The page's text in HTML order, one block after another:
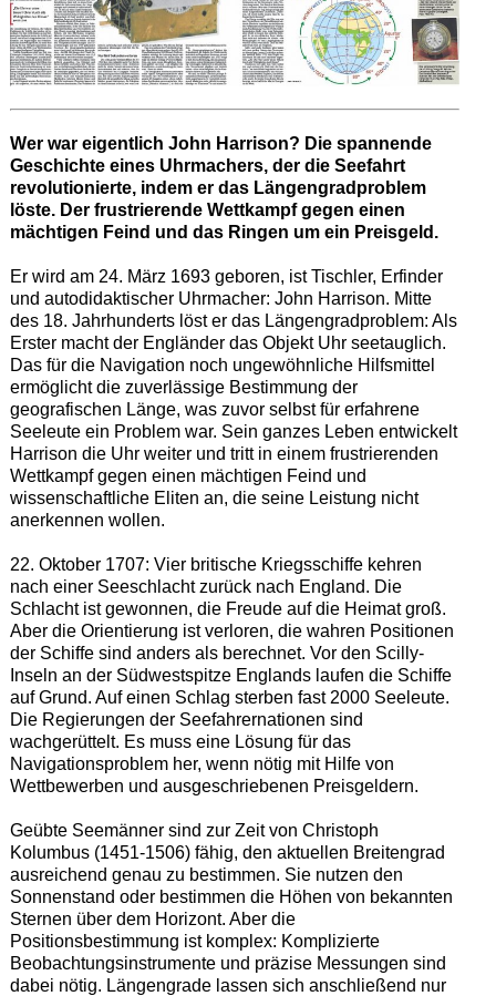
Wer war eigentlich John Harrison? Die spannende
Geschichte eines Uhrmachers, der die Seefahrt
revolutionierte, indem er das Längengradproblem
löste. Der frustrierende Wettkampf gegen einen
mächtigen Feind und das Ringen um ein Preisgeld.
Er wird am 24. März 1693 geboren, ist Tischler, Erfinder
und autodidaktischer Uhrmacher: John Harrison. Mitte
des 18. Jahrhunderts löst er das Längengradproblem: Als
Erster macht der Engländer das Objekt Uhr seetauglich.
Das für die Navigation noch ungewöhnliche Hilfsmittel
ermöglicht die zuverlässige Bestimmung der
geografischen Länge, was zuvor selbst für erfahrene
Seeleute ein Problem war. Sein ganzes Leben entwickelt
Harrison die Uhr weiter und tritt in einem frustrierenden
Wettkampf gegen einen mächtigen Feind und
wissenschaftliche Eliten an, die seine Leistung nicht
anerkennen wollen.
22. Oktober 1707: Vier britische Kriegsschiffe kehren
nach einer Seeschlacht zurück nach England. Die
Schlacht ist gewonnen, die Freude auf die Heimat groß.
Aber die Orientierung ist verloren, die wahren Positionen
der Schiffe sind anders als berechnet. Vor den Scilly-
Inseln an der Südwestspitze Englands laufen die Schiffe
auf Grund. Auf einen Schlag sterben fast 2000 Seeleute.
Die Regierungen der Seefahrernationen sind
wachgerüttelt. Es muss eine Lösung für das
Navigationsproblem her, wenn nötig mit Hilfe von
Wettbewerben und ausgeschriebenen Preisgeldern.
Geübte Seemänner sind zur Zeit von Christoph
Kolumbus (1451-1506) fähig, den aktuellen Breitengrad
ausreichend genau zu bestimmen. Sie nutzen den
Sonnenstand oder bestimmen die Höhen von bekannten
Sternen über dem Horizont. Aber die
Positionsbestimmung ist komplex: Komplizierte
Beobachtungsinstrumente und präzise Messungen sind
dabei nötig. Längengrade lassen sich anschließend nur